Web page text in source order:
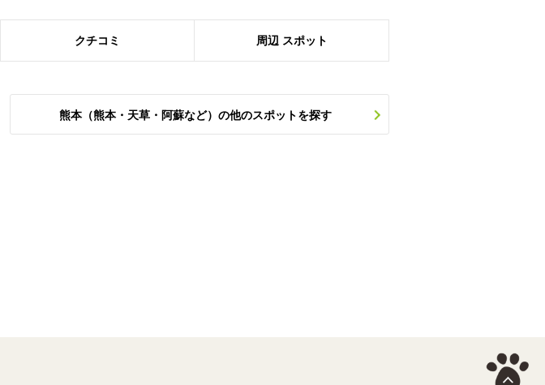
クチコミ 周辺 スポット
熊本（熊本・天草・阿蘇など）の他のスポットを探す